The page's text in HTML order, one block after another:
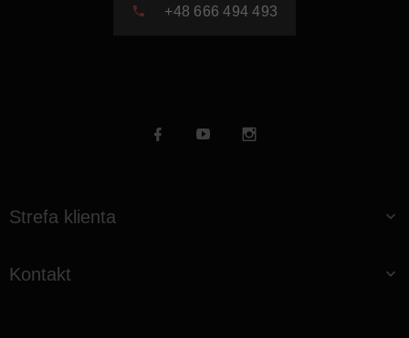
+48 666 494 493
Strefa klienta
Kontakt